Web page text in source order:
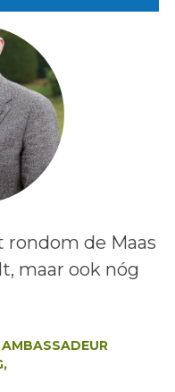
rondom de Maas
maar ook nóg